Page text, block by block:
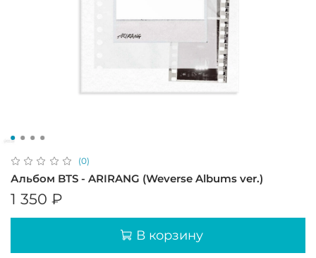
(0)
Альбом BTS - ARIRANG (Weverse Albums ver.)
1 350 ₽
В корзину